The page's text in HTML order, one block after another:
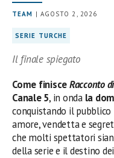
TEAM | AGOSTO 2, 2026
SERIE TURCHE
Il finale spiegato
Come finisceRacconto
Canale 5, in onda la
conquistando il
amore, vendetta e
che molti spettatori
della serie e il destino